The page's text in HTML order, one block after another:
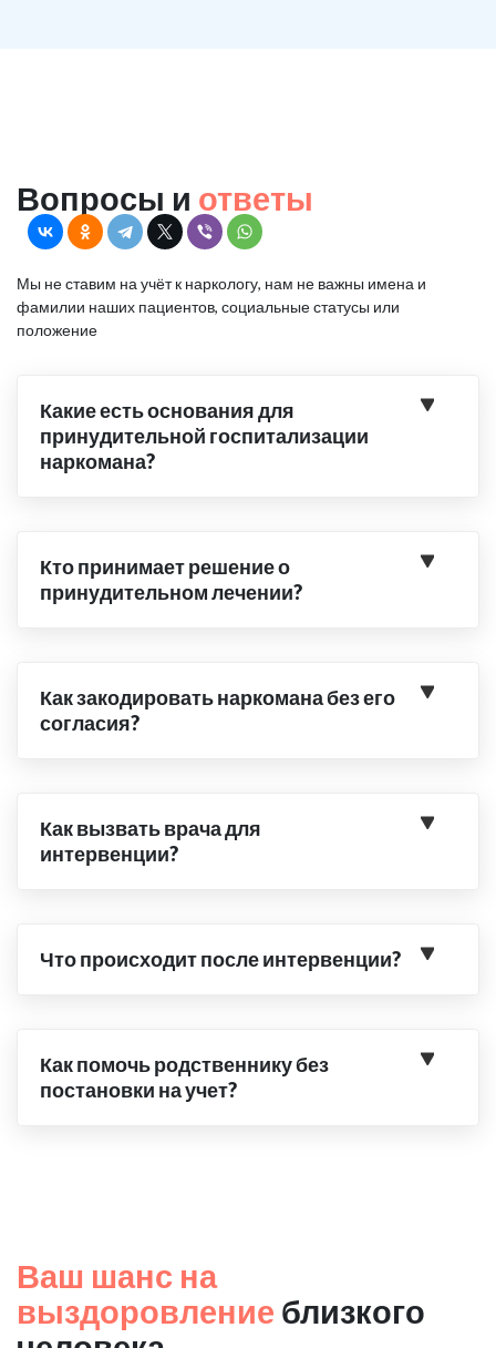
Вопросы и ответы
Мы не ставим на учёт к наркологу, нам не важны имена и
фамилии наших пациентов, социальные статусы или
положение
Какие есть основания для
принудительной госпитализации
наркомана?
Кто принимает решение о
принудительном лечении?
Как закодировать наркомана без его
согласия?
Как вызвать врача для
интервенции?
Что происходит после интервенции?
Как помочь родственнику без
постановки на учет?
Ваш шанс на
выздоровление близкого